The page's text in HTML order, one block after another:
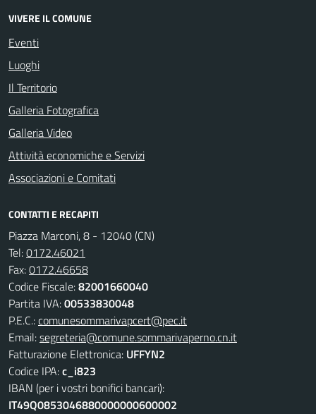
VIVERE IL COMUNE
Eventi
Luoghi
Il Territorio
Galleria Fotografica
Galleria Video
Attività economiche e Servizi
Associazioni e Comitati
CONTATTI E RECAPITI
Piazza Marconi, 8 - 12040 (CN)
Tel:0172.46021
Fax:0172.46658
Codice Fiscale:82001660040
Partita IVA:00533830048
P.E.C.:comunesommarivapcert@pec.it
Email:segreteria@comune.sommarivaperno.cn.it
Fatturazione Elettronica: UFFYN2
Codice IPA:c_i823
IBAN (per i vostri bonifici bancari):
IT49Q0853046880000000600002